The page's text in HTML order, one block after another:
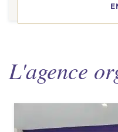
L'agence